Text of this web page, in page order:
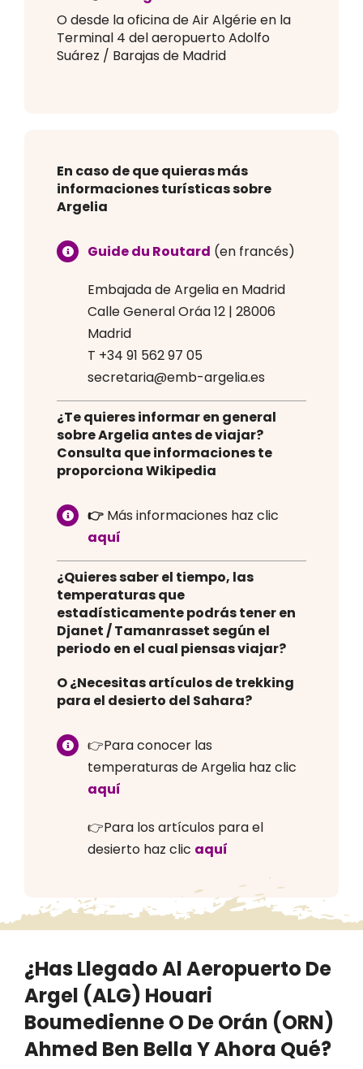
O desde la oficina de Air Algérie en la
Terminal 4 del aeropuerto Adolfo
Suárez / Barajas de Madrid
En caso de que quieras más
informaciones turísticas sobre
Argelia
Guide du Routard (en francés)
Embajada de Argelia en Madrid
Calle General Oráa 12 | 28006
Madrid
T +34 91 562 97 05
secretaria@emb-argelia.es
¿Te quieres informar en general
sobre Argelia antes de viajar?
Consulta que informaciones te
proporciona Wikipedia
👉 Más informaciones haz clic
aquí
¿Quieres saber el tiempo, las
temperaturas que
estadísticamente podrás tener en
Djanet / Tamanrasset según el
periodo en el cual piensas viajar?
O ¿Necesitas artículos de trekking
para el desierto del Sahara?
👉Para conocer las
temperaturas de Argelia haz clic
aquí
👉Para los artículos para el
desierto haz clic aquí
¿Has Llegado Al Aeropuerto De
Argel (ALG) Houari
Boumedienne O De Orán (ORN)
Ahmed Ben Bella Y Ahora Qué?